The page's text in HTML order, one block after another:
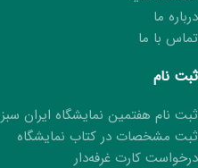
درباره ما
تماس با ما
ثبت نام
ثبت نام هفتمین نمایشگاه ایران سبز
ثبت مشخصات در کتاب نمایشگاه
درخواست کارت غرفه‌دار